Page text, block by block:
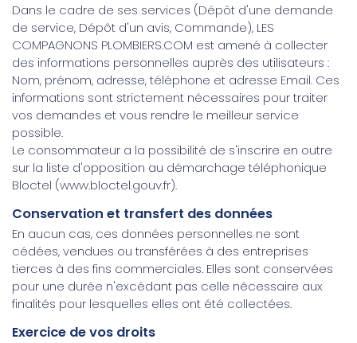
Dans le cadre de ses services (Dépôt d'une demande
de service, Dépôt d'un avis, Commande), LES
COMPAGNONS PLOMBIERS.COM est amené à collecter
des informations personnelles auprès des utilisateurs :
Nom, prénom, adresse, téléphone et adresse Email. Ces
informations sont strictement nécessaires pour traiter
vos demandes et vous rendre le meilleur service
possible.
Le consommateur a la possibilité de s'inscrire en outre
sur la liste d'opposition au démarchage téléphonique
Bloctel (www.bloctel.gouv.fr).
Conservation et transfert des données
En aucun cas, ces données personnelles ne sont
cédées, vendues ou transférées à des entreprises
tierces à des fins commerciales. Elles sont conservées
pour une durée n'excédant pas celle nécessaire aux
finalités pour lesquelles elles ont été collectées.
Exercice de vos droits